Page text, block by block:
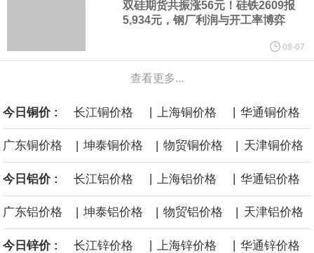
供支撑，同时投资者正等待美国非农就业数据，以寻找美国利率前
景的线索。StoneX高级分析师马特·辛普森表示，中东和平前景改善
令市场通胀预期下降，推动黄金价格从此前持续数周、位于4000美
元上方的盘整区间中进一步上涨。
海力士：龙仁工厂将生产高带宽内存（HBM）及其他下一代动态随
机存取存储器（DRAM）。
必和必拓港口联合工会：必和必拓西澳大利亚铁矿石业务的工人已
双硅期货共振涨56元！硅铁2609报
5,934元，钢厂利润与开工率博弈
08-07
查看更多...
今日铜价 : 长江铜价格 | 上海铜价格 | 华通铜价格
广东铜价格 | 坤泰铜价格 | 物贸铜价格 | 天津铜价格
今日铝价 : 长江铝价格 上海铝价格 华通铝价格
广东铝价格 | 坤泰铝价格 | 物贸铝价格 | 天津铝价格
今日锌价 : 长江锌价格 上海锌价格 华通锌价格